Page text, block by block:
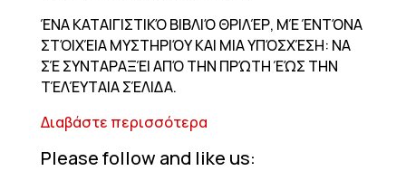
ΈΝΑ ΚΑΤΑΙΓΙΣΤΙΚΌ ΒΙΒΛΙΌ ΘΡΙΛΈΡ, ΜΈ ΈΝΤΌΝΑ
ΣΤΌΙΧΈΙΑ ΜΥΣΤΗΡΙΌΥ ΚΑΙ ΜΙΑ ΥΠΌΣΧΈΣΗ: ΝΑ
ΣΈ ΣΥΝΤΑΡΑΞΈΙ ΑΠΌ ΤΗΝ ΠΡΏΤΗ ΈΏΣ ΤΗΝ
ΤΈΛΈΥΤΑΙΑ ΣΈΛΙΔΑ.
Διαβάστε περισσότερα
Please follow and like us: